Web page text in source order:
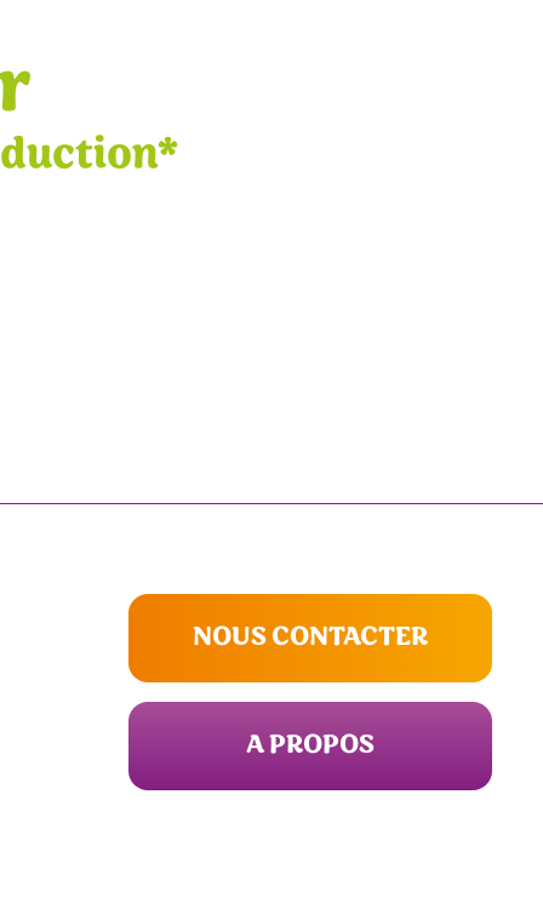
NOUS CONTACTER
A PROPOS